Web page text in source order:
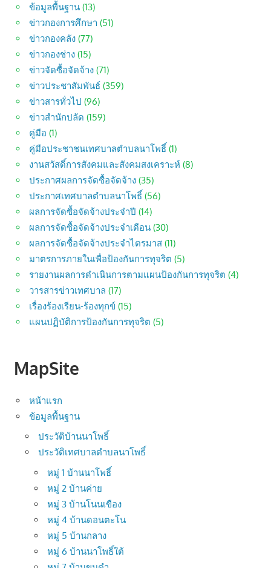
ข้อมูลพื้นฐาน (13)
ข่าวกองการศึกษา (51)
ข่าวกองคลัง (77)
ข่าวกองช่าง (15)
ข่าวจัดซื้อจัดจ้าง (71)
ข่าวประชาสัมพันธ์ (359)
ข่าวสารทั่วไป (96)
ข่าวสำนักปลัด (159)
คู่มือ (1)
คู่มือประชาชนเทศบาลตำบลนาโพธิ์ (1)
งานสวัสดิ์การสังคมและสังคมสงเคราะห์ (8)
ประกาศผลการจัดซื้อจัดจ้าง (35)
ประกาศเทศบาลตำบลนาโพธิ์ (56)
ผลการจัดซื้อจัดจ้างประจำปี (14)
ผลการจัดซื้อจัดจ้างประจำเดือน (30)
ผลการจัดซื้อจัดจ้างประจำไตรมาส (11)
มาตรการภายในเพื่อป้องกันการทุจริต (5)
รายงานผลการดำเนินการตามแผนป้องกันการทุจริต (4)
วารสารข่าวเทศบาล (17)
เรื่องร้องเรียน-ร้องทุกข์ (15)
แผนปฏิบัติการป้องกันการทุจริต (5)
MapSite
หน้าแรก
ข้อมูลพื้นฐาน
ประวัติบ้านนาโพธิ์
ประวัติเทศบาลตำบลนาโพธิ์
หมู่ 1 บ้านนาโพธิ์
หมู่ 2 บ้านค่าย
หมู่ 3 บ้านโนนเขือง
หมู่ 4 บ้านดอนตะโน
หมู่ 5 บ้านกลาง
หมู่ 6 บ้านนาโพธิ์ใต้